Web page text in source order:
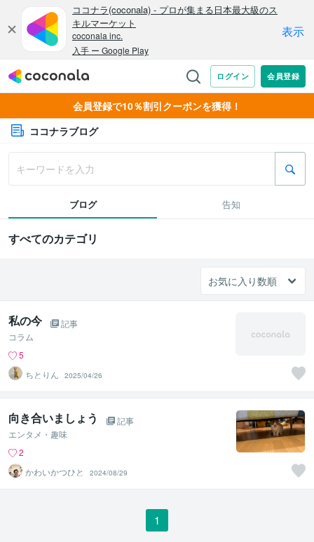
会員登録で10％割引クーポンを獲得！
ココナラブログ
ブログ 告知
すべてのカテゴリ
私の今
記事
コラム
5
ちとりん
2025/04/26
向き合いましょう
記事
エンタメ・趣味
2
かわいかつひと
2024/08/29
1